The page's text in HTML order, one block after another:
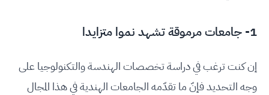
1- جامعات مرموقة تشهد نموا متزايدا
إن كنت ترغب في دراسة تخصصات الهندسة والتكنولوجيا على
وجه التحديد فإنّ ما تقدّمه الجامعات الهندية في هذا المجال